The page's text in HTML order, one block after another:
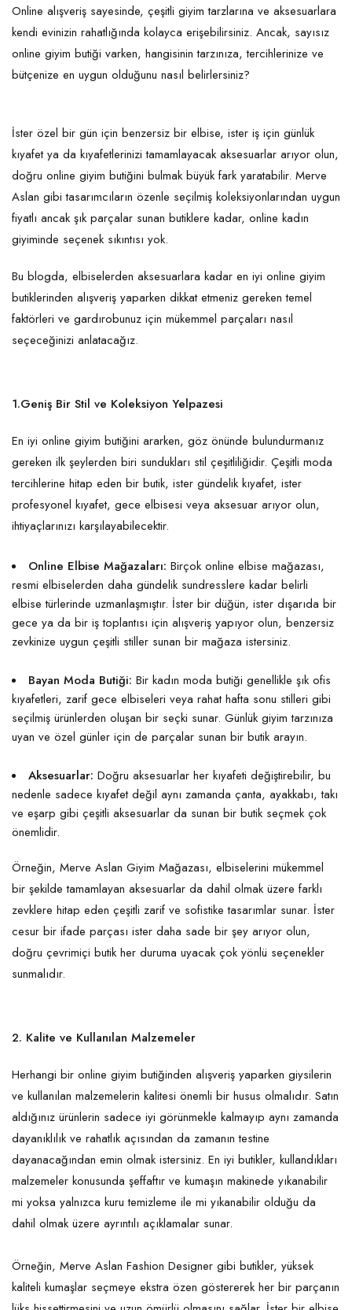
Online alışveriş sayesinde, çeşitli giyim tarzlarına ve aksesuarlara
kendi evinizin rahatlığında kolayca erişebilirsiniz. Ancak, sayısız
online giyim butiği varken, hangisinin tarzınıza, tercihlerinize ve
bütçenize en uygun olduğunu nasıl belirlersiniz?
İster özel bir gün için benzersiz bir elbise, ister iş için günlük
kıyafet ya da kıyafetlerinizi tamamlayacak aksesuarlar arıyor olun,
doğru online giyim butiğini bulmak büyük fark yaratabilir. Merve
Aslan gibi tasarımcıların özenle seçilmiş koleksiyonlarından uygun
fiyatlı ancak şık parçalar sunan butiklere kadar, online kadın
giyiminde seçenek sıkıntısı yok.
Bu blogda, elbiselerden aksesuarlara kadar en iyi online giyim
butiklerinden alışveriş yaparken dikkat etmeniz gereken temel
faktörleri ve gardırobunuz için mükemmel parçaları nasıl
seçeceğinizi anlatacağız.
1.Geniş Bir Stil ve Koleksiyon Yelpazesi
En iyi online giyim butiğini ararken, göz önünde bulundurmanız
gereken ilk şeylerden biri sundukları stil çeşitliliğidir. Çeşitli moda
tercihlerine hitap eden bir butik, ister gündelik kıyafet, ister
profesyonel kıyafet, gece elbisesi veya aksesuar arıyor olun,
ihtiyaçlarınızı karşılayabilecektir.
Online Elbise Mağazaları: Birçok online elbise mağazası,
resmi elbiselerden daha gündelik sundresslere kadar belirli
elbise türlerinde uzmanlaşmıştır. İster bir düğün, ister dışarıda bir
gece ya da bir iş toplantısı için alışveriş yapıyor olun, benzersiz
zevkinize uygun çeşitli stiller sunan bir mağaza istersiniz.
Bayan Moda Butiği: Bir kadın moda butiği genellikle şık ofis
kıyafetleri, zarif gece elbiseleri veya rahat hafta sonu stilleri gibi
seçilmiş ürünlerden oluşan bir seçki sunar. Günlük giyim tarzınıza
uyan ve özel günler için de parçalar sunan bir butik arayın.
Aksesuarlar: Doğru aksesuarlar her kıyafeti değiştirebilir, bu
nedenle sadece kıyafet değil aynı zamanda çanta, ayakkabı, takı
ve eşarp gibi çeşitli aksesuarlar da sunan bir butik seçmek çok
önemlidir.
Örneğin, Merve Aslan Giyim Mağazası, elbiselerini mükemmel
bir şekilde tamamlayan aksesuarlar da dahil olmak üzere farklı
zevklere hitap eden çeşitli zarif ve sofistike tasarımlar sunar. İster
cesur bir ifade parçası ister daha sade bir şey arıyor olun,
doğru çevrimiçi butik her duruma uyacak çok yönlü seçenekler
sunmalıdır.
2. Kalite ve Kullanılan Malzemeler
Herhangi bir online giyim butiğinden alışveriş yaparken giysilerin
ve kullanılan malzemelerin kalitesi önemli bir husus olmalıdır. Satın
aldığınız ürünlerin sadece iyi görünmekle kalmayıp aynı zamanda
dayanıklılık ve rahatlık açısından da zamanın testine
dayanacağından emin olmak istersiniz. En iyi butikler, kullandıkları
malzemeler konusunda şeffaftır ve kumaşın makinede yıkanabilir
mi yoksa yalnızca kuru temizleme ile mi yıkanabilir olduğu da
dahil olmak üzere ayrıntılı açıklamalar sunar.
Örneğin, Merve Aslan Fashion Designer gibi butikler, yüksek
kaliteli kumaşlar seçmeye ekstra özen göstererek her bir parçanın